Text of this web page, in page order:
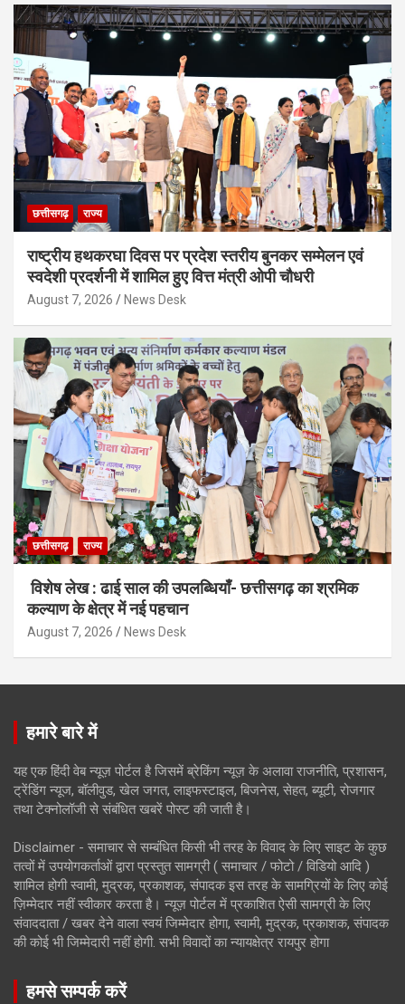
छत्तीसगढ़ राज्य
राष्ट्रीय हथकरघा दिवस पर प्रदेश स्तरीय बुनकर सम्मेलन एवं
स्वदेशी प्रदर्शनी में शामिल हुए वित्त मंत्री ओपी चौधरी
August 7, 2026 News Desk
छत्तीसगढ़ राज्य
विशेष लेख : ढाई साल की उपलब्धियाँ- छत्तीसगढ़ का श्रमिक
कल्याण के क्षेत्र में नई पहचान
August 7, 2026 News Desk
हमारे बारे में
यह एक हिंदी वेब न्यूज़ पोर्टल है जिसमें ब्रेकिंग न्यूज़ के अलावा राजनीति, प्रशासन,
ट्रेंडिंग न्यूज, बॉलीवुड, खेल जगत, लाइफस्टाइल, बिजनेस, सेहत, ब्यूटी, रोजगार
तथा टेक्नोलॉजी से संबंधित खबरें पोस्ट की जाती है।
Disclaimer - समाचार से सम्बंधित किसी भी तरह के विवाद के लिए साइट के कुछ
तत्वों में उपयोगकर्ताओं द्वारा प्रस्तुत सामग्री ( समाचार / फोटो / विडियो आदि )
शामिल होगी स्वामी, मुद्रक, प्रकाशक, संपादक इस तरह के सामग्रियों के लिए कोई
ज़िम्मेदार नहीं स्वीकार करता है। न्यूज़ पोर्टल में प्रकाशित ऐसी सामग्री के लिए
संवाददाता / खबर देने वाला स्वयं जिम्मेदार होगा, स्वामी, मुद्रक, प्रकाशक, संपादक
की कोई भी जिम्मेदारी नहीं होगी. सभी विवादों का न्यायक्षेत्र रायपुर होगा
हमसे सम्पर्क करें